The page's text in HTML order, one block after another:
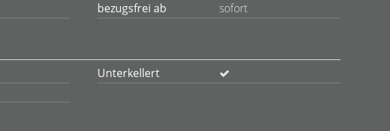
bezugsfrei ab sofort
Unterkellert